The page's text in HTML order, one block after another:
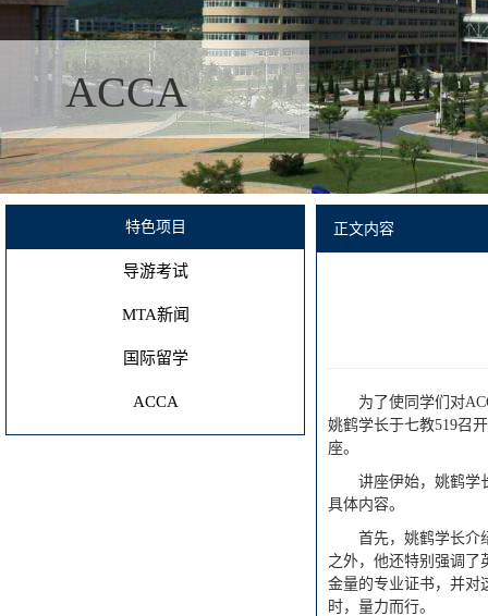
ACCA
特色项目
导游考试
MTA新闻
国际留学
ACCA
正文内容
为了使同学们对
姚鹤学长于七教519召
座。
讲座伊始，姚鹤学
具体内容。
首先，姚鹤学长介
之外，他还特别强调了
金量的专业证书，并对
时，量力而行。